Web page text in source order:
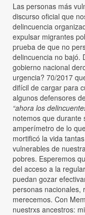
Las personas más
discurso oficial que
delincuencia
expulsar migrantes
prueba de que no
delincuencia no bajó.
gobierno nacional
urgencia? 70/2017
difícil de cargar para
algunos defensores
“ahora los
notemos que durante
amperímetro de lo
mortificó la vida
vulnerables de
pobres. Esperemos
del acceso a la
puedan gozar
personas nacionales,
merecemos. Con
nuestrxs ancestros: